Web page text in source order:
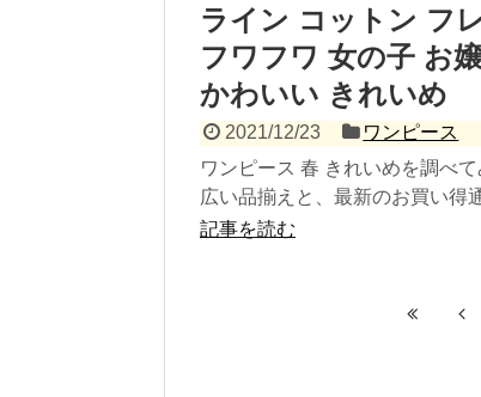
ライン コットン フ
フワフワ 女の子 お
かわいい きれいめ
2021/12/23
ワンピース
ワンピース 春 きれいめを調べ
広い品揃えと、最新のお買い得
記事を読む